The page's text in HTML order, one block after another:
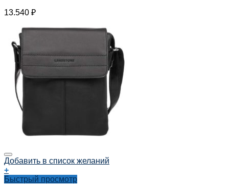
13.540 ₽
Добавить в список желаний
+
Быстрый просмотр